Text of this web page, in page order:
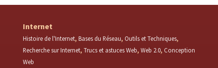
Internet
Histoire de l'Internet Bases du Réseau Outils et Techniques
Recherche sur Internet Trucs et astuces Web Web 2.0 Conception
Web